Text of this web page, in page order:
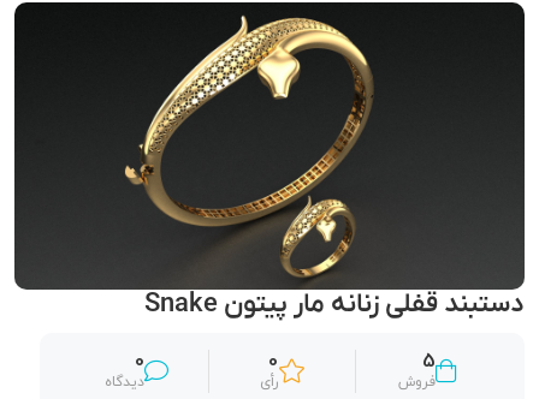
دستبند قفلی زنانه مار پیتون Snake
5
فروش
0
رأی
0
دیدگاه